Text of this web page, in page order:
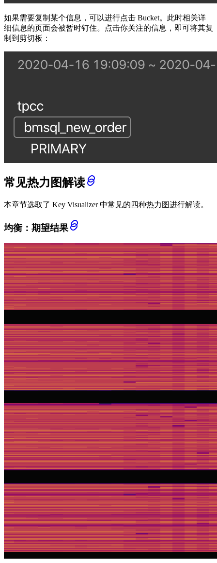
如果需要复制某个信息，可以进行点击 Bucket。此时相关详
细信息的页面会被暂时钉住。点击你关注的信息，即可将其复
制到剪切板：
常见热力图解读
本章节选取了 Key Visualizer 中常见的四种热力图进行解读。
均衡：期望结果